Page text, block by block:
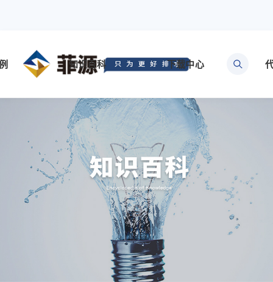
知识百科 下载中心